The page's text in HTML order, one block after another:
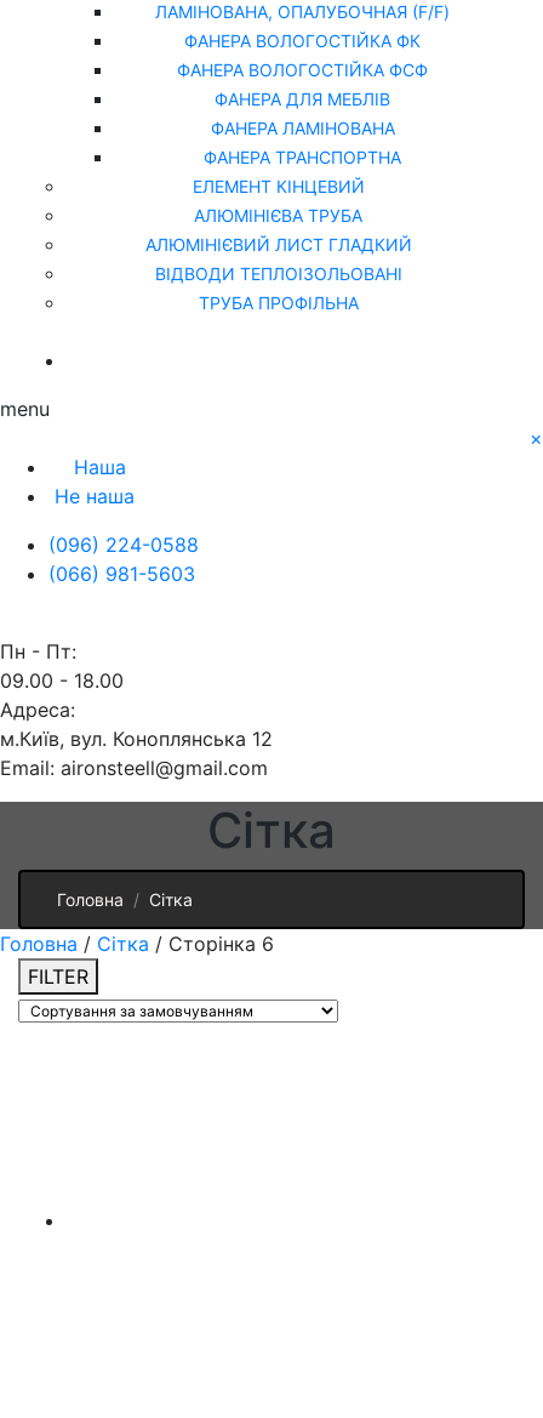
ЛАМІНОВАНА, ОПАЛУБОЧНАЯ (F/F)
ФАНЕРА ВОЛОГОСТІЙКА ФК
ФАНЕРА ВОЛОГОСТІЙКА ФСФ
ФАНЕРА ДЛЯ МЕБЛІВ
ФАНЕРА ЛАМІНОВАНА
ФАНЕРА ТРАНСПОРТНА
ЕЛЕМЕНТ КІНЦЕВИЙ
АЛЮМІНІЄВА ТРУБА
АЛЮМІНІЄВИЙ ЛИСТ ГЛАДКИЙ
ВІДВОДИ ТЕПЛОІЗОЛЬОВАНІ
ТРУБА ПРОФІЛЬНА
menu
×
Наша
Не наша
(096) 224-0588
(066) 981-5603
Пн - Пт:
09.00 - 18.00
Адреса:
м.Київ, вул. Коноплянська 12
Email: aironsteell@gmail.com
Сітка
Головна Сітка
Головна / Сітка / Сторінка 6
FILTER